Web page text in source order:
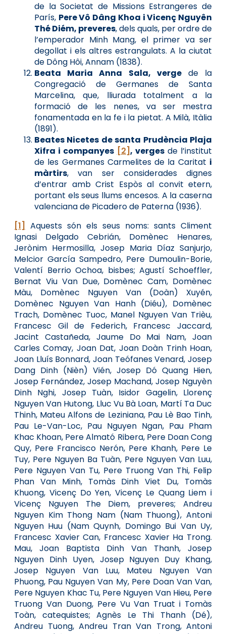
de la Societat de Missions Estrangeres de
París, Pere Vô Dâng Khoa i Vicenç Nguyên
Thé Diém, preveres, dels quals, per ordre de
l’emperador Minh Mang, el primer va ser
degollat i els altres estrangulats. A la ciutat
de Dông Hôi, Annam (1838).
Beata Maria Anna Sala, vergede la
Congregació de Germanes de Santa
Marcelina, que, lliurada totalment a la
formació de les nenes, va ser mestra
fonamentada en la fe i la pietat. A Milà, Itàlia
(1891).
Beates Nicetes de santa Prudència Plaja
Xifra i companyes [2], vergesde l’institut
de les Germanes Carmelites de la Caritat i
màrtirs, van ser considerades dignes
d’entrar amb Crist Espòs al convit etern,
portant els seus llums encesos. A la caserna
valenciana de Picadero de Paterna (1936).
[1]
Aquests són els seus noms: sants Climent
Ignasi Delgado Cebrián, Domènec Henares,
Jerònim Hermosilla, Josep Maria Díaz Sanjurjo,
Melcior García Sampedro, Pere Dumoulin-Borie,
Valentí Berrio Ochoa, bisbes; Agustí Schoeffler,
Bernat Viu Van Due, Domènec Cam, Domènec
Màu, Domènec Nguyen Van (Doàn) Xuyén,
Domènec Nguyen Van Hanh (Diéu), Domènec
Trach, Domènec Tuoc, Manel Nguyen Van Trièu,
Francesc Gil de Federich, Francesc Jaccard,
Jacint Castañeda, Jaume Do Mai Nam, Joan
Carles Comay, Joan Dat, Joan Doàn Trinh Hoan,
Joan Lluís Bonnard, Joan Teófanes Venard, Josep
Dang Dinh (Nièn) Vién, Josep Dó Quang Hien,
Josep Fernández, Josep Machand, Josep Nguyèn
Dinh Nghi, Josep Tuàn, Isidor Gagelin, Llorenç
Nguyen Van Hutong, Lluc Vu Bà Loan, Martí Ta Duc
Thinh, Mateu Alfons de Leziniana, Pau Lè Bao Tinh,
Pau Le-Van-Loc, Pau Nguyen Ngan, Pau Pham
Khac Khoan, Pere Almató Ribera, Pere Doan Cong
Quy, Pere Francisco Nerón, Pere Khanh, Pere Le
Tuy, Pere Nguyen Ba Tuàn, Pere Nguyen Van Luu,
Pere Nguyen Van Tu, Pere Truong Van Thi, Felip
Phan Van Minh, Tomàs Dinh Viet Du, Tomàs
Khuong, Vicenç Do Yen, Vicenç Le Quang Liem i
Vicenç Nguyen The Diem, preveres; Andreu
Nguyen Kim Thong Nam (Nam Thuong), Antoni
Nguyen Huu (Nam Quynh, Domingo Bui Van Uy,
Francesc Xavier Can, Francesc Xavier Ha Trong.
Mau, Joan Baptista Dinh Van Thanh, Josep
Nguyen Dinh Uyen, Josep Nguyen Duy Khang,
Josep Nguyen Van Luu, Mateu Nguyen Van
Phuong, Pau Nguyen Van My, Pere Doan Van Van,
Pere Nguyen Khac Tu, Pere Nguyen Van Hieu, Pere
Truong Van Duong, Pere Vu Van Truat i Tomàs
Toàn, catequistes; Agnès Le Thi Thanh (Dé),
Andreu Tuong, Andreu Tran Van Trong, Antoni